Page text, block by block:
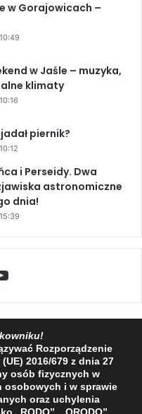
w Gorajowicach –
w Jaśle – muzyka,
klimaty
piernik?
i Perseidy. Dwa
astronomiczne
dnia!
zastrzeżone
PRYWATNOŚCI
Rozporządzenie
2016/679 z dnia 27
osób fizycznych w
osobowych i w sprawie
oraz uchylenia